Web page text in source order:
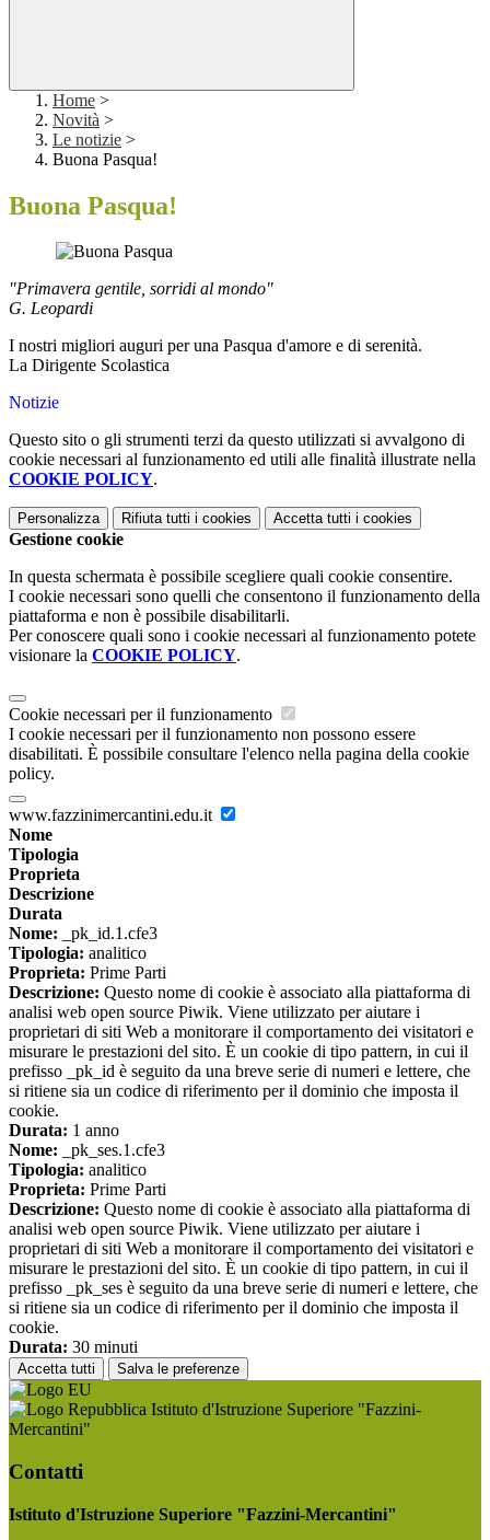
Home >
Novità >
Le notizie >
Buona Pasqua!
Buona Pasqua!
"Primavera gentile, sorridi al mondo"
G. Leopardi
I nostri migliori auguri per una Pasqua d'amore e di serenità.
La Dirigente Scolastica
Notizie
Questo sito o gli strumenti terzi da questo utilizzati si avvalgono di
cookie necessari al funzionamento ed utili alle finalità illustrate nella
COOKIE POLICY.
Personalizza Rifiuta tutti i cookies Accetta tutti i cookies
Gestione cookie
In questa schermata è possibile scegliere quali cookie consentire.
I cookie necessari sono quelli che consentono il funzionamento della
piattaforma e non è possibile disabilitarli.
Per conoscere quali sono i cookie necessari al funzionamento potete
visionare la COOKIE POLICY.
Cookie necessari per il funzionamento
I cookie necessari per il funzionamento non possono essere
disabilitati. È possibile consultare l'elenco nella pagina della cookie
policy.
www.fazzinimercantini.edu.it
Nome
Tipologia
Proprieta
Descrizione
Durata
Nome: _pk_id.1.cfe3
Tipologia: analitico
Proprieta: Prime Parti
Descrizione: Questo nome di cookie è associato alla piattaforma di
analisi web open source Piwik. Viene utilizzato per aiutare i
proprietari di siti Web a monitorare il comportamento dei visitatori e
misurare le prestazioni del sito. È un cookie di tipo pattern, in cui il
prefisso _pk_id è seguito da una breve serie di numeri e lettere, che
si ritiene sia un codice di riferimento per il dominio che imposta il
cookie.
Durata: 1 anno
Nome: _pk_ses.1.cfe3
Tipologia: analitico
Proprieta: Prime Parti
Descrizione: Questo nome di cookie è associato alla piattaforma di
analisi web open source Piwik. Viene utilizzato per aiutare i
proprietari di siti Web a monitorare il comportamento dei visitatori e
misurare le prestazioni del sito. È un cookie di tipo pattern, in cui il
prefisso _pk_ses è seguito da una breve serie di numeri e lettere, che
si ritiene sia un codice di riferimento per il dominio che imposta il
cookie.
Durata: 30 minuti
Accetta tutti Salva le preferenze
Istituto d'Istruzione Superiore "Fazzini-
Mercantini"
Contatti
Istituto d'Istruzione Superiore "Fazzini-Mercantini"